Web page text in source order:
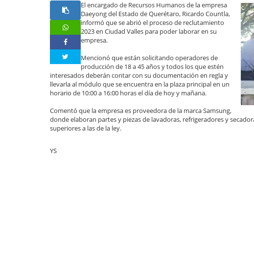
El encargado de Recursos Humanos de la empresa
Daeyong del Estado de Querétaro, Ricardo Countla,
informó que se abrió el proceso de reclutamiento
2023 en Ciudad Valles para poder laborar en su
empresa.
Mencionó que están solicitando operadores de
producción de 18 a 45 años y todos los que estén
interesados deberán contar con su documentación en regla y
llevarla al módulo que se encuentra en la plaza principal en un
horario de 10:00 a 16:00 horas el día de hoy y mañana.
Comentó que la empresa es proveedora de la marca Samsung,
donde elaboran partes y piezas de lavadoras, refrigeradores y
superiores a las de la ley.
YS